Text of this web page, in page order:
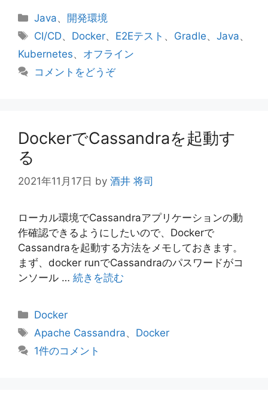
カ
テ
リ
ー
Java、 開発環境
タ
CI/CD、 Docker、 E2Eテスト 、 Gradle、Java、
Kubernetes、 オフライン
コメントをどうぞ
DockerでCassandraを起動す
る
2021年11月17日 by 酒井 将司
ローカル環境でCassandraアプリケーションの動
作確認できるようにしたいので、Dockerで
Cassandraを起動する方法をメモしておきます。
まず、docker runでCassandraのパスワードがコ
ンソール … 続きを読む
カ
テ
ゴ
リ
Docker
タ
グ
Apache Cassandra、 Docker
1件のコメント